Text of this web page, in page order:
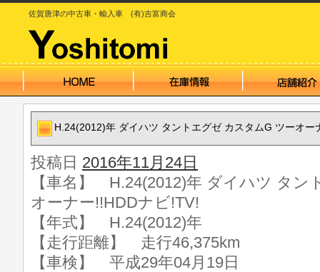
佐賀唐津の中古車・輸入車 (有)吉富商会
H.24(2012)年 ダイハツ タントエグゼ カスタムG ツーオー
投稿日 2016年11月24日
【車名】 H.24(2012)年 ダイハツ タン
オーナー!!HDDナビ!TV!
【年式】 H.24(2012)年
【走行距離】 走行46,375km
【車検】 平成29年04月19日